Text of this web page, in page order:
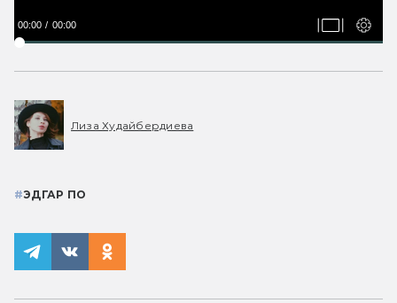
00:00 00:00
Лиза Худайбердиева
#ЭДГАР ПО